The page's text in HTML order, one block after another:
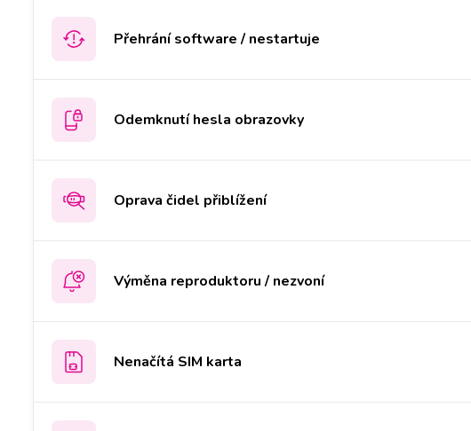
Přehrání software / nestartuje
Odemknutí hesla obrazovky
Oprava čidel přiblížení
Výměna reproduktoru / nezvoní
Nenačítá SIM karta